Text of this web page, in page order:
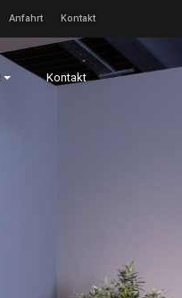
Anfahrt Kontakt
Kontakt